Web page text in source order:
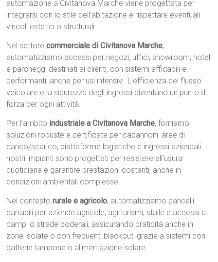
automazione a Civitanova Marche viene progettata per
integrarsi con lo stile dell’abitazione e rispettare eventuali
vincoli estetici o strutturali.
Nel settorecommerciale di Civitanova Marche,
automatizziamo accessi per negozi, uffici, showroom, hotel
e parcheggi destinati ai clienti, con sistemi affidabili e
performanti, anche per usi intensivi. L’efficienza del flusso
veicolare e la sicurezza degli ingressi diventano un punto di
forza per ogni attività.
Per l’ambito industriale a Civitanova Marche, forniamo
soluzioni robuste e certificate per capannoni, aree di
carico/scarico, piattaforme logistiche e ingressi aziendali. I
nostri impianti sono progettati per resistere all’usura
quotidiana e garantire prestazioni costanti, anche in
condizioni ambientali complesse.
Nel contestorurale e agricolo, automatizziamo cancelli
carrabili per aziende agricole, agriturismi, stalle e accessi a
campi o strade poderali, assicurando praticità anche in
zone isolate o con frequenti blackout, grazie a sistemi con
batterie tampone o alimentazione solare.